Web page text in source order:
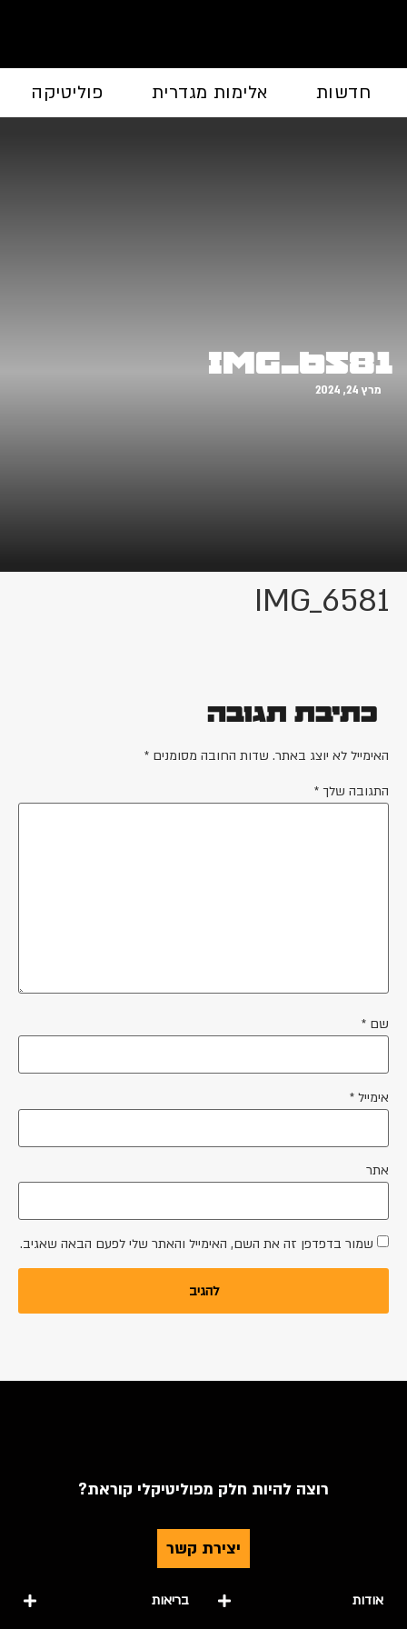
חדשות אלימות מגדרית פוליטיקה
IMG_6581
מרץ 24, 2024
IMG_6581
כתיבת תגובה
האימייל לא יוצג באתר. שדות החובה מסומנים *
התגובה שלך *
שם *
אימייל *
אתר
שמור בדפדפן זה את השם, האימייל והאתר שלי לפעם הבאה שאגיב.
רוצה להיות חלק מפוליטיקלי קוראת?
יצירת קשר
אודות בריאות